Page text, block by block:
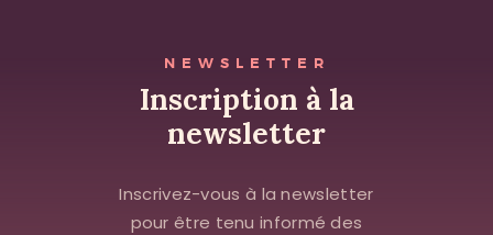
NEWSLETTER
Inscription à la
newsletter
Inscrivez-vous à la newsletter
pour être tenu informé des